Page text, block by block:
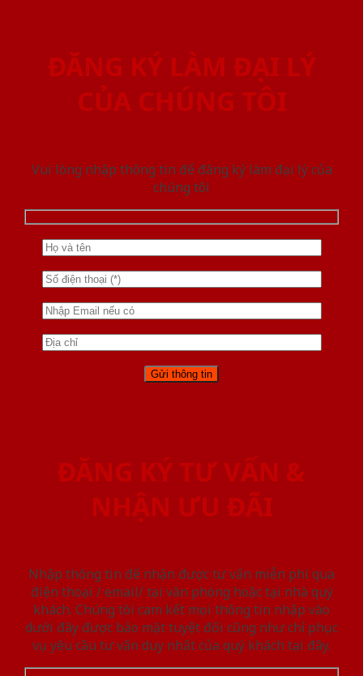
ĐĂNG KÝ LÀM ĐẠI LÝ
CỦA CHÚNG TÔI
Vui lòng nhập thông tin để đăng ký làm đại lý của
chúng tôi
ĐĂNG KÝ TƯ VẤN &
NHẬN ƯU ĐÃI
Nhập thông tin để nhận được tư vấn miễn phí qua
điện thoại / email/ tại văn phòng hoặc tại nhà quý
khách. Chúng tôi cam kết mọi thông tin nhập vào
dưới đây được bảo mật tuyệt đối cũng như chỉ phục
vụ yêu cầu tư vấn duy nhất của quý khách tại đây.